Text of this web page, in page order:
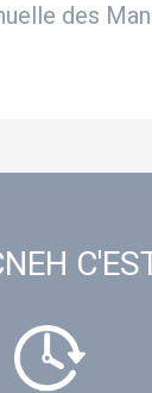
des